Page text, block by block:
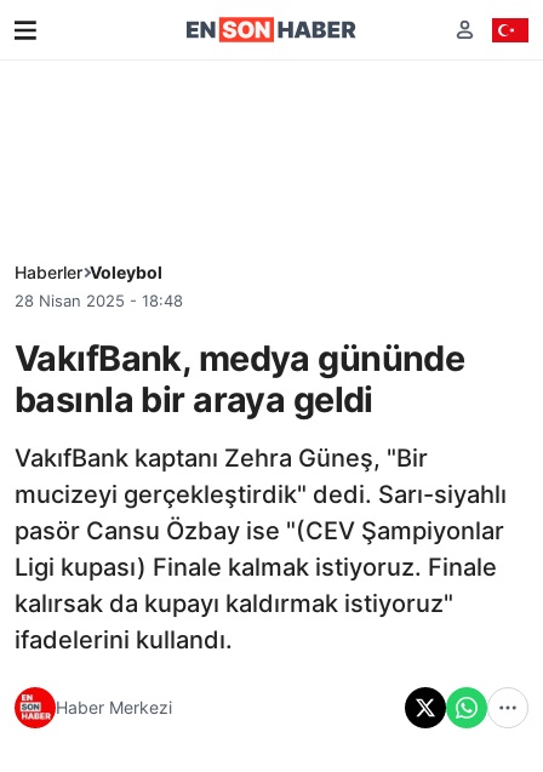
Haberler Voleybol
28 Nisan 2025 - 18:48
VakıfBank, medya gününde
basınla bir araya geldi
VakıfBank kaptanı Zehra Güneş, "Bir
mucizeyi gerçekleştirdik" dedi. Sarı-siyahlı
pasör Cansu Özbay ise "(CEV Şampiyonlar
Ligi kupası) Finale kalmak istiyoruz. Finale
kalırsak da kupayı kaldırmak istiyoruz"
ifadelerini kullandı.
Haber Merkezi